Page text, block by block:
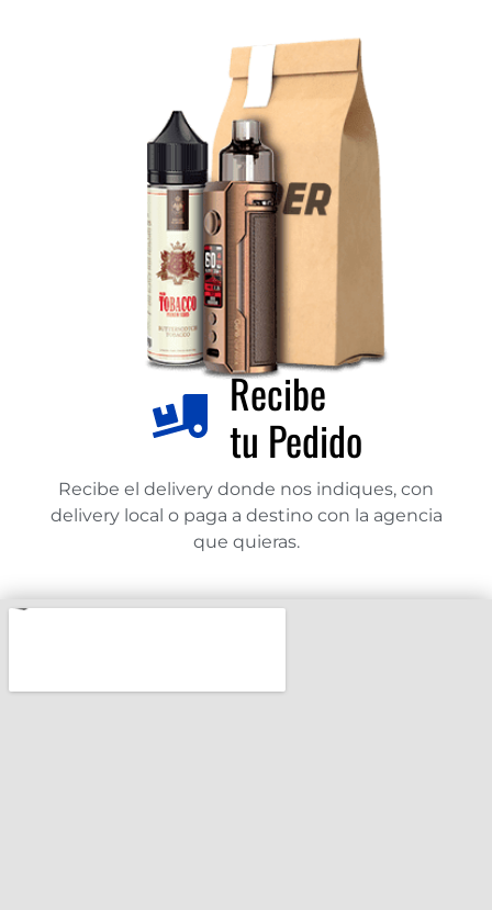
Recibe
tu Pedido
Recibe el delivery donde nos indiques, con
delivery local o paga a destino con la agencia
que quieras.